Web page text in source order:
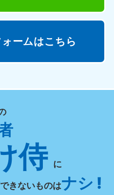
ームはこちら
侍 に
できないものはナシ !